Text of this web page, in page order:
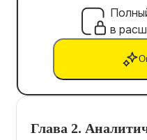
в
Глава 2.